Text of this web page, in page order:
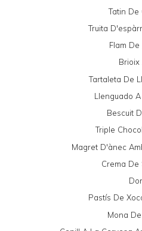
Tatin De
Truita
Flam
Brioix
Tartaleta De
Llenguado
Bescuit
Triple
Magret D'ànec
Crema De
Pastís De
Mona